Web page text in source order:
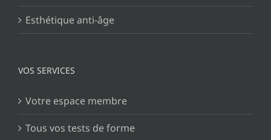
Esthétique anti-âge
VOS SERVICES
Votre espace membre
Tous vos tests de forme